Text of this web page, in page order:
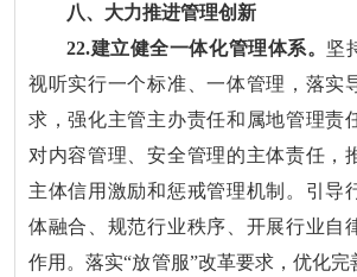
八、大力推进管理创新
22.建立健全一体化管理体系。 坚
视听实行一个标准、一体管理，落实
求，强化主管主办责任和属地管理责
对内容管理、安全管理的主体责任，
主体信用激励和惩戒管理机制。引导
体融合、规范行业秩序、开展行业自
作用。落实“放管服”改革要求，优化